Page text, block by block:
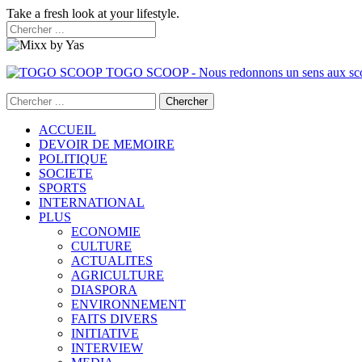
Take a fresh look at your lifestyle.
TOGO SCOOP - Nous redonnons un sens aux
ACCUEIL
DEVOIR DE MEMOIRE
POLITIQUE
SOCIETE
SPORTS
INTERNATIONAL
PLUS
ECONOMIE
CULTURE
ACTUALITES
AGRICULTURE
DIASPORA
ENVIRONNEMENT
FAITS DIVERS
INITIATIVE
INTERVIEW